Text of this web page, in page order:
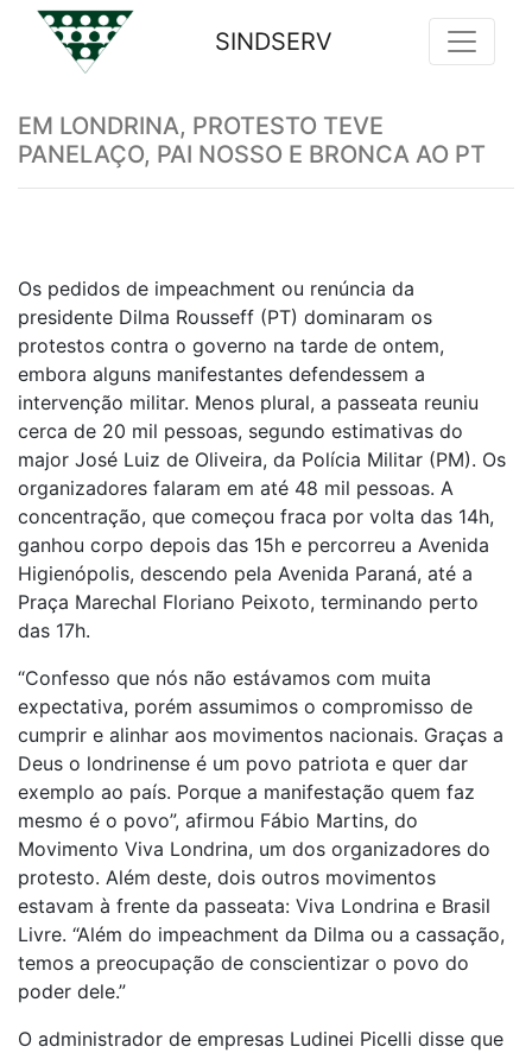
SINDSERV
EM LONDRINA, PROTESTO TEVE
PANELAÇO, PAI NOSSO E BRONCA AO PT
Os pedidos de impeachment ou renúncia da
presidente Dilma Rousseff (PT) dominaram os
protestos contra o governo na tarde de ontem,
embora alguns manifestantes defendessem a
intervenção militar. Menos plural, a passeata reuniu
cerca de 20 mil pessoas, segundo estimativas do
major José Luiz de Oliveira, da Polícia Militar (PM). Os
organizadores falaram em até 48 mil pessoas. A
concentração, que começou fraca por volta das 14h,
ganhou corpo depois das 15h e percorreu a Avenida
Higienópolis, descendo pela Avenida Paraná, até a
Praça Marechal Floriano Peixoto, terminando perto
das 17h.
“Confesso que nós não estávamos com muita
expectativa, porém assumimos o compromisso de
cumprir e alinhar aos movimentos nacionais. Graças a
Deus o londrinense é um povo patriota e quer dar
exemplo ao país. Porque a manifestação quem faz
mesmo é o povo”, afirmou Fábio Martins, do
Movimento Viva Londrina, um dos organizadores do
protesto. Além deste, dois outros movimentos
estavam à frente da passeata: Viva Londrina e Brasil
Livre. “Além do impeachment da Dilma ou a cassação,
temos a preocupação de conscientizar o povo do
poder dele.”
O administrador de empresas Ludinei Picelli disse que